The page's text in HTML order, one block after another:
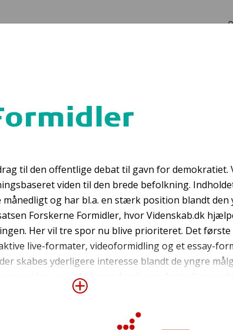
til den offentlige debat til gavn for demokratiet.
viden til den brede befolkning.
månedligt og har bl.a. en stærk position blandt den
Forskerne Formidler, hvor Videnskab.dk
Her vil tre spor nu blive prioriteret. Det
live-formater, videoformidling og et essay-
skabes yderligere interesse blandt de yngre
guides, som skal gøre forskerne fortrolige med
samt hjælpe dem med at mestre forskellige
så den danske forskningsformidling også når